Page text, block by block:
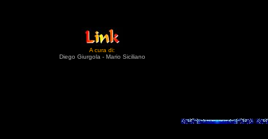
A cura di:
Diego Giurgola - Mario Siciliano